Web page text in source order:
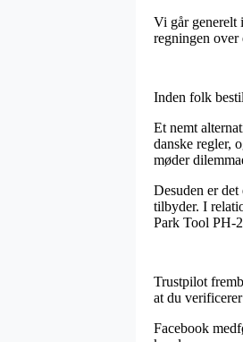
Vi går generelt
regningen over
Inden folk
Et nemt
danske regler,
møder
Desuden er
tilbyder. I
Park Tool PH-
Trustpilot
at du
Facebook